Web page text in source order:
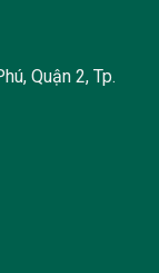
Quận 2, Tp.